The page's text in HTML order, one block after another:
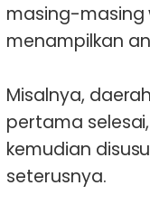
masing-masing
menampilkan
Misalnya,
pertama
kemudian
seterusnya.